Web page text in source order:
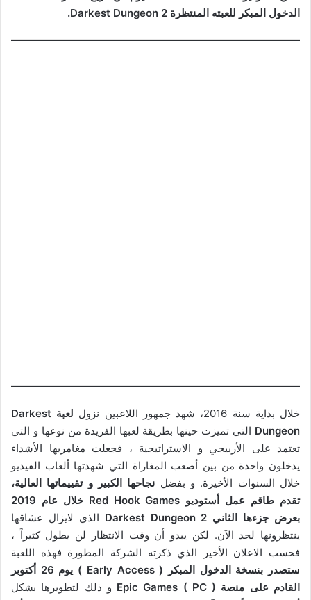
الدخول المبكر للعبته المنتظرة Darkest Dungeon 2.
خلال بداية سنة 2016، شهد جمهور اللاعبين نزول
لعبة Darkest
Dungeon التي تميزت حينها بطريقة لعبها الفريدة من نوعها و التي
تعتمد على الأربيجي و الاستراتيجية ، فجعلت مغامريها الأشداء
يدخلون واحدة من بين أصعب المغاراة التي شهدتها ألعاب الفيديو
خلال السنوات الأخيرة. و بفضل نجاحها الكبير و تقييماتها العالية،
تقدم طاقم عمل أستوديو Red Hook Games خلال عام 2019
بعرض جزءها الثاني Darkest Dungeon 2
الذي لايزال عشاقها
ينتظرونها لحد الآن. لكن يبدو أن وقت الانتظار لن يطول كثيراً ،
فحسب الاعلان الأخير الذي ذكرته الشركة المطورة فهذه اللعبة
ستصدر بنسخة الدخول المبكر ( Early Access ) يوم 26 أكتوبر
القادم على منصة Epic Games ( PC )
و ذلك لتطويرها بشكل